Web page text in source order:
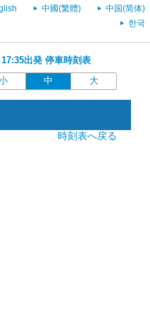
中國(繁體)
中国(简体)
한국
出発 停車時刻表
中 大
時刻表へ戻る